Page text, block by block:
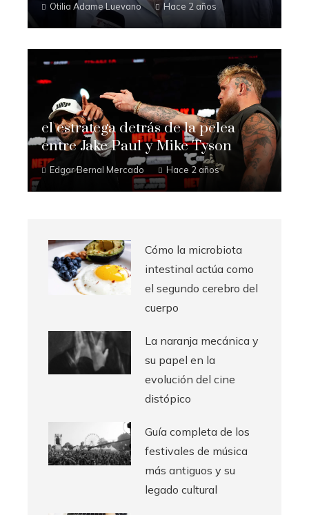
Otilia Adame Luevano Hace 2 años
el estratega detrás de la pelea
entre Jake Paul y Mike Tyson
Edgar Bernal Mercado Hace 2 años
Cómo la microbiota
intestinal actúa como
el segundo cerebro del
cuerpo
La naranja mecánica y
su papel en la
evolución del cine
distópico
Guía completa de los
festivales de música
más antiguos y su
legado cultural